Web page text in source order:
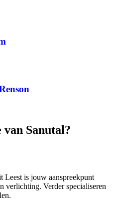
Sanutal?
Leest is jouw aanspreekpunt
verlichting. Verder specialiseren